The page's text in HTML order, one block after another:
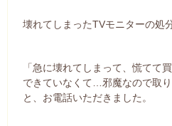
壊れてしまったTVモニターの処
「急に壊れてしまって、慌てて
できていなくて…邪魔なので取り
と、お電話いただきました。